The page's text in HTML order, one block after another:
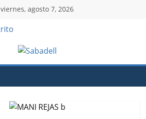
viernes, agosto 7, 2026